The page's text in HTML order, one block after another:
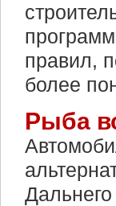
правил,
более
Рыба